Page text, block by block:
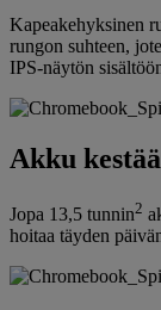
Kapeakehyksinen
rungon suhteen,
IPS-näytön
Akku
Jopa 13,5 tunnin2
hoitaa täyden